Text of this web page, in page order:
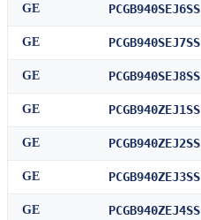
GE PCGB940SEJ6SS
GE PCGB940SEJ7SS
GE PCGB940SEJ8SS
GE PCGB940ZEJ1SS
GE PCGB940ZEJ2SS
GE PCGB940ZEJ3SS
GE PCGB940ZEJ4SS